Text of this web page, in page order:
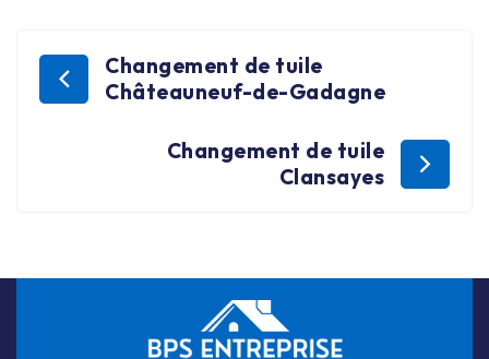
Changement de tuile
Châteauneuf-de-Gadagne
Changement de tuile
Clansayes